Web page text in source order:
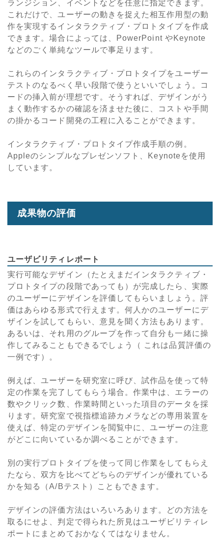
ランジション、イベントなどを任意に指定できます。
これだけで、ユーザーの動きを捉えた相互作用型の動
作を実現するインタラクティブ・プロトタイプを作成
できます。場合によっては、PowerPoint やKeynote
などのごく単純なツールで事足ります。
これらのインタラクティブ・プロトタイプをユーザー
テストのなるべく早い段階で使うといいでしょう。コ
ードの挿入前が理想です。そうすれば、デザインがう
まく動作するかの確認を済ませた後に、コストや手間
の掛かるコード開発の工程に入ることができます。
インタラクティブ・プロトタイプ作成手順の例。
Appleのシンプルなプレゼンソフト、Keynoteを使用
しています。
成果物の評価
ユーザビリティレポート
実行可能なデザイン（たとえまだインタラクティブ・
プロトタイプの段階であっても）が完成したら、実際
のユーザーにデザインを評価してもらいましょう。評
価はあらゆる形式で行えます。何人かのユーザーにデ
ザインを試してもらい、意見を聞く方法もあります。
あるいは、それ用のグループを作って自分も一緒に操
作してみることもできるでしょう（ これは品質評価の
一例です）。
例えば、ユーザーを研究室に呼び、試作品を使って特
定の作業を完了してもらう場合。作業中は、エラーの
数やクリック数、作業時間といった項目のデータを採
ります。研究室で視指標追跡カメラなどの専用装置を
使えば、特定のデザインを閲覧中に、ユーザーの注意
がどこに向いているか調べることができます。
別の実行プロトタイプを使って同じ作業をしてもらえ
たなら、双方を比べてどちらのデザインが優れている
かを知る（A/Bテスト）こともできます。
デザインの評価方法はいろいろあります。どの方法を
取るにせよ、判定で得られた所見はユーザビリティレ
ポートにまとめておかなくてはなりません。